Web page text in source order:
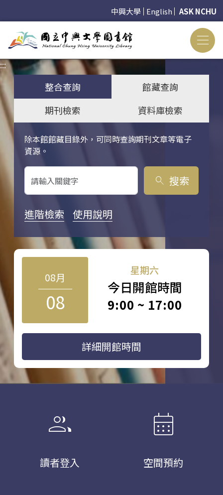
中興大學 English ASK NCHU
:::
整合查詢
館藏查詢
期刊檢索
資料庫檢索
除本館館藏目錄外，可同時查詢期刊文章等電子
資源。
關鍵字搜尋
search 搜索
進階檢索 使用說明
08月
08
星期六
今日開館時間
9:00 ~ 17:00
詳細開館時間
group
讀者登入
calendar_month
空間預約